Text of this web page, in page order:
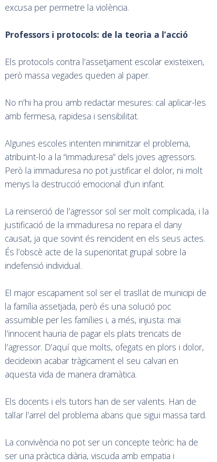
excusa per permetre la violència.
Professors i protocols: de la teoria a l’acció
Els protocols contra l’assetjament escolar existeixen,
però massa vegades queden al paper.
No n’hi ha prou amb redactar mesures: cal aplicar-les
amb fermesa, rapidesa i sensibilitat.
Algunes escoles intenten minimitzar el problema,
atribuint-lo a la “immaduresa” dels joves agressors.
Però la immaduresa no pot justificar el dolor, ni molt
menys la destrucció emocional d’un infant.
La reinserció de l’agressor sol ser molt complicada, i la
justificació de la immaduresa no repara el dany
causat, ja que sovint és reincident en els seus actes.
És l’obscè acte de la superioritat grupal sobre la
indefensió individual.
El major escapament sol ser el trasllat de municipi de
la família assetjada, però és una solució poc
assumible per les famílies i, a més, injusta: mai
l’innocent hauria de pagar els plats trencats de
l’agressor. D’aquí que molts, ofegats en plors i dolor,
decideixin acabar tràgicament el seu calvari en
aquesta vida de manera dramàtica.
Els docents i els tutors han de ser valents. Han de
tallar l’arrel del problema abans que sigui massa tard.
La convivència no pot ser un concepte teòric: ha de
ser una pràctica diària, viscuda amb empatia i